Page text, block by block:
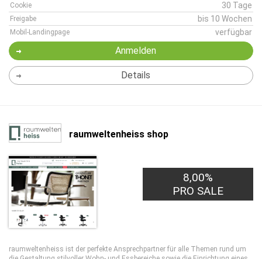
Cookie 30 Tage
Freigabe bis 10 Wochen
Mobil-Landingpage verfügbar
Anmelden
Details
raumweltenheiss shop
8,00%
PRO SALE
raumweltenheiss ist der perfekte Ansprechpartner für alle Themen rund um